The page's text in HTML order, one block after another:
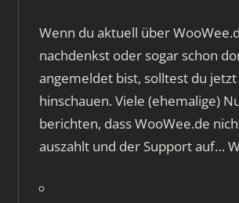
Wenn du aktuell über
nachdenkst oder sogar schon
angemeldet bist, solltest du jetzt
hinschauen. Viele (ehemalige)
berichten, dass WooWee.de
auszahlt und der Support auf…